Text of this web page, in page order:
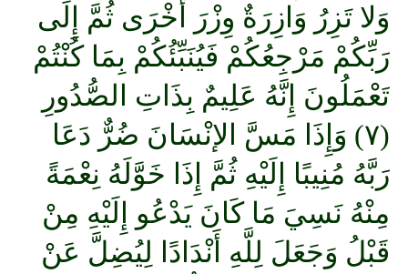
وَلا تَزِرُ وَازِرَةٌ وِزْرَ أُخْرَى ثُمَّ إِلَى
رَبِّكُمْ مَرْجِعُكُمْ فَيُنَبِّئُكُمْ بِمَا كُنْتُمْ
تَعْمَلُونَ إِنَّهُ عَلِيمٌ بِذَاتِ الصُّدُورِ
(٧) وَإِذَا مَسَّ الإنْسَانَ ضُرٌّ دَعَا
رَبَّهُ مُنِيبًا إِلَيْهِ ثُمَّ إِذَا خَوَّلَهُ نِعْمَةً
مِنْهُ نَسِيَ مَا كَانَ يَدْعُو إِلَيْهِ مِنْ
قَبْلُ وَجَعَلَ لِلَّهِ أَنْدَادًا لِيُضِلَّ عَنْ